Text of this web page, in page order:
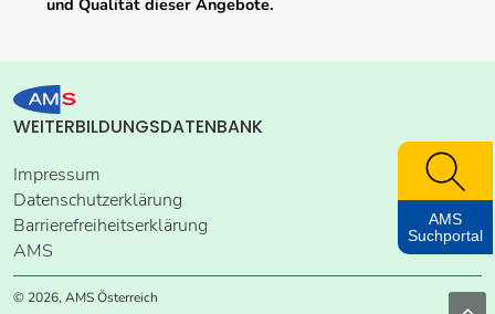
WEITERBILDUNGSDATENBANK
Impressum
Datenschutzerklärung
Barrierefreiheitserklärung
AMS
© 2026, AMS Österreich
AMS
Suchportal